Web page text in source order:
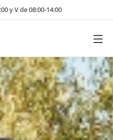
y V de 08:00-14:00